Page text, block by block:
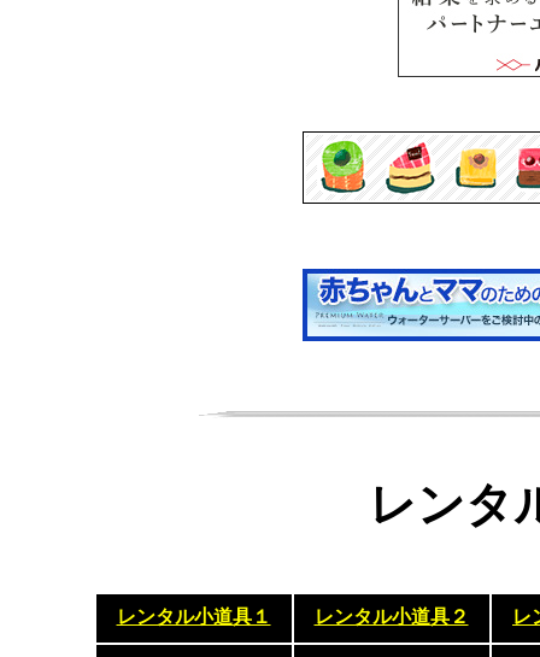
レンタ
レンタル小道具１ レンタル小道具２ レ